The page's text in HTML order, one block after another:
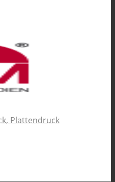
Plattendruck